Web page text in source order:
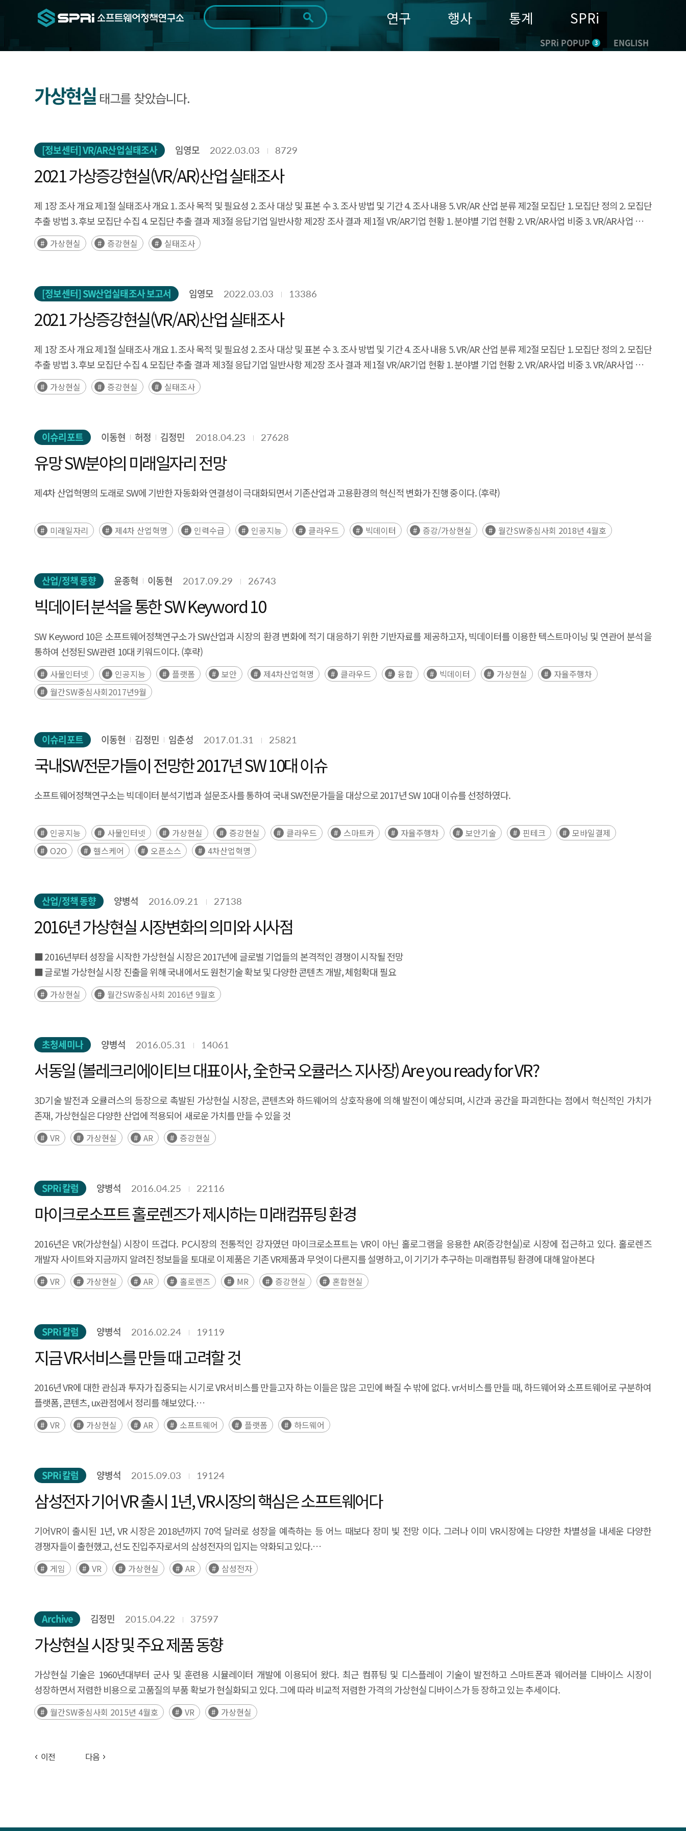
기간 전체 1일 1주 1개월 3개월 1년
연구 행사 통계 SPRi
SPRi POPUP 3 ENGLISH
가상현실 태그를 찾았습니다.
[정보센터] VR/AR산업실태조사 임영모 2022.03.03 8729
2021 가상증강현실(VR/AR)산업 실태조사
제 1장 조사 개요 제1절 실태조사 개요 1. 조사 목적 및 필요성 2. 조사 대상 및 표본 수 3. 조사 방법 및 기간 4. 조사 내용 5. VR/AR 산업 분류 제2절 모집단 1. 모집단 정의 2. 모집단
추출 방법 3. 후보 모집단 수집 4. 모집단 추출 결과 제3절 응답기업 일반사항 제2장 조사 결과 제1절 VR/AR기업 현황 1. 분야별 기업 현황 2. VR/AR사업 비중 3. VR/AR사업 영위
기간 4. VR/AR 관련 기술 활용 현황 제2절 매출 현황 1. 최근 3년간 매출액 2. 고객 유형 3. 판매 방법 제3절 수출 현황 1. 수출액 2. 수출 기업 수 3. 분야별 수출액 4. 수출 대상
지역별 수출액 5. 수출 대상 유형 및 판매경로 6. 수출 애로사항 제4절 산업 전망 1. VR/AR사업 성장단계 2. 국내･외 VR/AR산업 전망 3. VR/AR사업 성장 예측 제5절 인력 현황 1.
가상현실 증강현실 실태조사
[정보센터] SW산업실태조사 보고서 임영모 2022.03.03 13386
2021 가상증강현실(VR/AR)산업 실태조사
제 1장 조사 개요 제1절 실태조사 개요 1. 조사 목적 및 필요성 2. 조사 대상 및 표본 수 3. 조사 방법 및 기간 4. 조사 내용 5. VR/AR 산업 분류 제2절 모집단 1. 모집단 정의 2. 모집단
추출 방법 3. 후보 모집단 수집 4. 모집단 추출 결과 제3절 응답기업 일반사항 제2장 조사 결과 제1절 VR/AR기업 현황 1. 분야별 기업 현황 2. VR/AR사업 비중 3. VR/AR사업 영위
기간 4. VR/AR 관련 기술 활용 현황 제2절 매출 현황 1. 최근 3년간 매출액 2. 고객 유형 3. 판매 방법 제3절 수출 현황 1. 수출액 2. 수출 기업 수 3. 분야별 수출액 4. 수출 대상
지역별 수출액 5. 수출 대상 유형 및 판매경로 6. 수출 애로사항 제4절 산업 전망 1. VR/AR사업 성장단계 2. 국내･외 VR/AR산업 전망 3. VR/AR사업 성장 예측 제5절 인력 현황 1.
가상현실 증강현실 실태조사
이슈리포트 이동현 허정 김정민 2018.04.23 27628
유망 SW분야의 미래일자리 전망
제4차 산업혁명의 도래로 SW에 기반한 자동화와 연결성이 극대화되면서 기존산업과 고용환경의 혁신적 변화가 진행 중이다. (후략)
미래일자리 제4차 산업혁명 인력수급 인공지능 클라우드 빅데이터 증강/가상현실 월간SW중심사회 2018년 4월호
산업/정책 동향 윤종혁 이동현 2017.09.29 26743
빅데이터 분석을 통한 SW Keyword 10
SW Keyword 10은 소프트웨어정책연구소가 SW산업과 시장의 환경 변화에 적기 대응하기 위한 기반자료를 제공하고자, 빅데이터를 이용한 텍스트마이닝 및 연관어 분석을
통하여 선정된 SW관련 10대 키워드이다. (후략)
사물인터넷 인공지능 플랫폼 보안 제4차산업혁명 클라우드 융합 빅데이터 가상현실
자율주행차
월간SW중심사회2017년9월
이슈리포트 이동현 김정민 임춘성 2017.01.31 25821
국내SW전문가들이 전망한 2017년 SW 10대 이슈
소프트웨어정책연구소는 빅데이터 분석기법과 설문조사를 통하여 국내 SW전문가들을 대상으로 2017년 SW 10대 이슈를 선정하였다.
인공지능 사물인터넷 가상현실 증강현실 클라우드 스마트카 자율주행차 보안기술 핀테크
모바일결제
O2O
헬스케어 오픈소스 4차산업혁명
산업/정책 동향 양병석 2016.09.21 27138
2016년 가상현실 시장변화의 의미와 시사점
■ 2016년부터 성장을 시작한 가상현실 시장은 2017년에 글로벌 기업들의 본격적인 경쟁이 시작될 전망
■ 글로벌 가상현실 시장 진출을 위해 국내에서도 원천기술 확보 및 다양한 콘텐츠 개발, 체험확대 필요
가상현실 월간SW중심사회 2016년 9월호
초청세미나 양병석 2016.05.31 14061
서동일 (볼레크리에이티브 대표이사, 全한국 오큘러스 지사장) Are you ready for VR?
3D기술 발전과 오큘러스의 등장으로 촉발된 가상현실 시장은, 콘텐츠와 하드웨어의 상호작용에 의해 발전이 예상되며, 시간과 공간을 파괴한다는 점에서 혁신적인 가치가
존재, 가상현실은 다양한 산업에 적용되어 새로운 가치를 만들 수 있을 것
VR 가상현실 AR 증강현실
SPRi 칼럼 양병석 2016.04.25 22116
마이크로소프트 홀로렌즈가 제시하는 미래컴퓨팅 환경
2016년은 VR(가상현실) 시장이 뜨겁다. PC시장의 전통적인 강자였던 마이크로소프트는 VR이 아닌 홀로그램을 응용한 AR(증강현실)로 시장에 접근하고 있다. 홀로렌즈
개발자 사이트와 지금까지 알려진 정보들을 토대로 이 제품은 기존 VR제품과 무엇이 다른지를 설명하고, 이 기기가 추구하는 미래컴퓨팅 환경에 대해 알아본다
VR 가상현실 AR 홀로렌즈 MR 증강현실 혼합현실
SPRi 칼럼 양병석 2016.02.24 19119
지금 VR서비스를 만들 때 고려할 것
2016년 VR에 대한 관심과 투자가 집중되는 시기로 VR서비스를 만들고자 하는 이들은 많은 고민에 빠질 수 밖에 없다. vr서비스를 만들 때, 하드웨어와 소프트웨어로 구분하여
플랫폼, 콘텐츠, ux관점에서 정리를 해보았다.
향후 VR은 PC나 TV의 대체제적인 성격을 갖게 될 가능성이 높아, 웹브라우징과 검색, 광고의 영역까지 발전 할 것이며 새로운 환경하에서 등장할 서비들은 무엇보다도
VR 가상현실 AR 소프트웨어 플랫폼 하드웨어
SPRi 칼럼 양병석 2015.09.03 19124
삼성전자 기어 VR 출시 1년, VR시장의 핵심은 소프트웨어다
기어VR이 출시된 1년, VR 시장은 2018년까지 70억 달러로 성장을 예측하는 등 어느 때보다 장미 빛 전망 이다. 그러나 이미 VR시장에는 다양한 차별성을 내세운 다양한
경쟁자들이 출현했고, 선도 진입주자로서의 삼성전자의 입지는 약화되고 있다.
VR시장은 향후 소프트웨어 주도 시장으로 변모가 예측되고 있으며, (후략)
게임 VR 가상현실 AR 삼성전자
Archive 김정민 2015.04.22 37597
가상현실 시장 및 주요 제품 동향
가상현실 기술은 1960년대부터 군사 및 훈련용 시뮬레이터 개발에 이용되어 왔다. 최근 컴퓨팅 및 디스플레이 기술이 발전하고 스마트폰과 웨어러블 디바이스 시장이
성장하면서 저렴한 비용으로 고품질의 부품 확보가 현실화되고 있다. 그에 따라 비교적 저렴한 가격의 가상현실 디바이스가 등 장하고 있는 추세이다.
월간SW중심사회 2015년 4월호 VR 가상현실
이전 다음